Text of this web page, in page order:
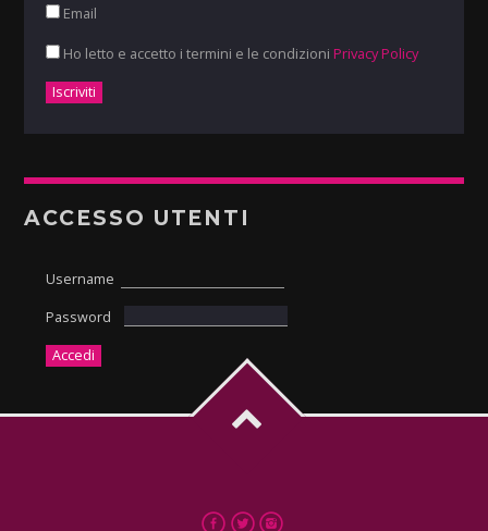
Email
Ho letto e accetto i termini e le condizioni Privacy Policy
ACCESSO UTENTI
Username
Password